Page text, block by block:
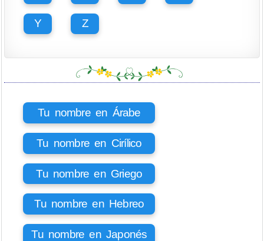
Y Z
Tu nombre en Árabe
Tu nombre en Cirílico
Tu nombre en Griego
Tu nombre en Hebreo
Tu nombre en Japonés